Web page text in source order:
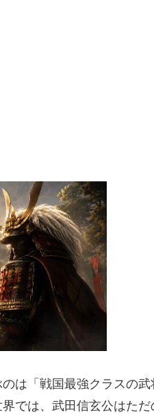
は「戦国最強クラスの
では、武田信玄公はた